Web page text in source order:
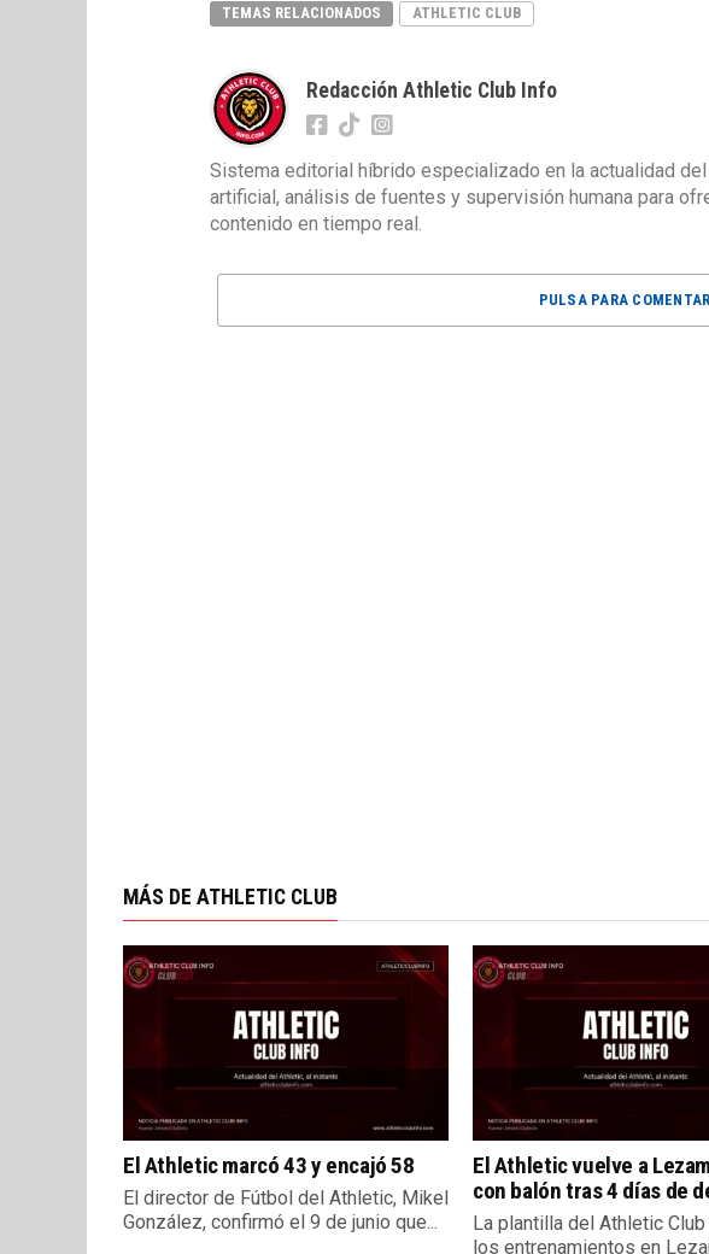
TEMAS RELACIONADOS ATHLETIC CLUB
Redacción Athletic Club Info
Sistema editorial híbrido especializado en la actualidad
artificial, análisis de fuentes y supervisión humana para
contenido en tiempo real.
PULSA PARA COMENTAR
MÁS DE ATHLETIC CLUB
El Athletic marcó 43 y encajó 58
El director de Fútbol del Athletic, Mikel
González, confirmó el 9 de junio que...
El Athletic vuelve a
con balón tras 4 días de
La plantilla del Athletic
los entrenamientos en